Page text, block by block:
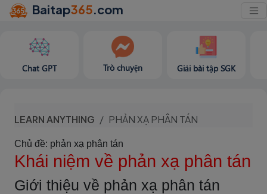
Baitap365.com
Chat GPT Trò chuyện Giải bài tập SGK
LEARN ANYTHING PHẢN XẠ PHÂN TÁN
Chủ đề: phản xạ phân tán
Khái niệm về phản xạ phân tán
Giới thiệu về phản xạ phân tán